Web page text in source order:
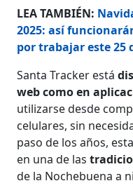
LEA TAMBIÉN:
2025: así
por trabajar este 25
Santa Tracker está
web como en
utilizarse desde
celulares, sin
paso de los años,
en una de las
de la Nochebuena a